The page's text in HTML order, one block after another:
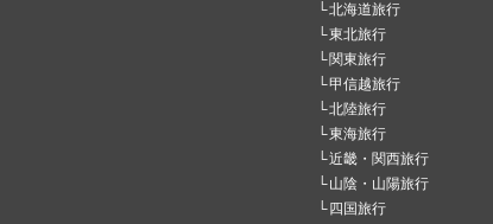
北海道旅行
東北旅行
関東旅行
甲信越旅行
北陸旅行
東海旅行
近畿・関西旅行
山陰・山陽旅行
四国旅行